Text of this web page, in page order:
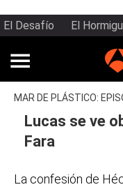
El Desafío El
MAR DE PLÁSTICO:
Lucas se ve
Fara
La confesión de